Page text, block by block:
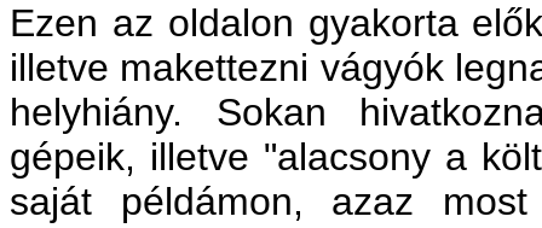
Ezen az oldalon gyakorta
illetve makettezni vágyók
helyhiány. Sokan
gépeik, illetve "alacsony a
saját példámon, azaz